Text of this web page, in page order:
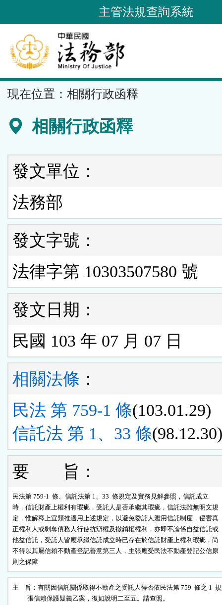
到
要
內
容
區
主管法規查詢系統
現在位置： 相關行政函釋
相關行政函釋
發文單位：
法務部
發文字號：
法律字第 10303507580 號
發文日期：
民國 103 年 07 月 07 日
相關法條 ：
民法 第 759-1 條(103.01.29)
信託法 第 1、33 條(98.12.30)
要 旨：
民法第 759-1  條、信託法第 1、33  條規定及實務見解參照，信託成立
時，信託財產上權利有瑕疵，受託人是否承繼其瑕疵，信託法雖無明文規
定，惟解釋上宜類推適用上述規定，以避免委託人濫用信託制度，侵害真
正權利人或剝奪債務人行使抗辯權及撤銷權權利，亦即不論係自益信託或
他益信託，受託人皆應承繼信託成立時已存在於信託財產上權利瑕疵，尚
不得以其屬信賴不動產登記善意第三人，主張應受民法不動產登記公信原
則之保障
主    旨：有關因信託關係取得不動產之受託人得否依民法第 759  條之 1
          張信賴保護疑義乙案，復如說明二至五。請查照。